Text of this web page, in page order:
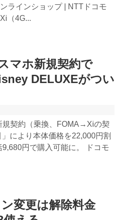
ラインショップ | NTTドコモ
（4G...
マホ新規契約で
DELUXEがつい
規契約（乗換、FOMA→Xiの契
により本体価格を22,000円割
円で購入可能に。 ドコモ
変更は解除料金